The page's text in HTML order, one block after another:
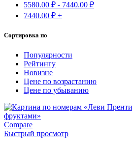
5580.00 ₽ - 7440.00 ₽
7440.00 ₽ +
Сортировка по
Популярности
Рейтингу
Новизне
Цене по возрастанию
Цене по убыванию
Compare
Быстрый просмотр